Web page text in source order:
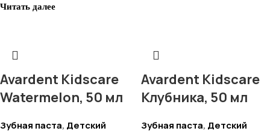
Читать далее
Avardent Kidscare
Watermelon, 50 мл
Зубная паста, Детский
Avardent Kidscare
Клубника, 50 мл
Зубная паста, Детский